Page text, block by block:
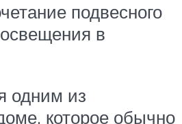
подвесного
в
одним из
которое обычно